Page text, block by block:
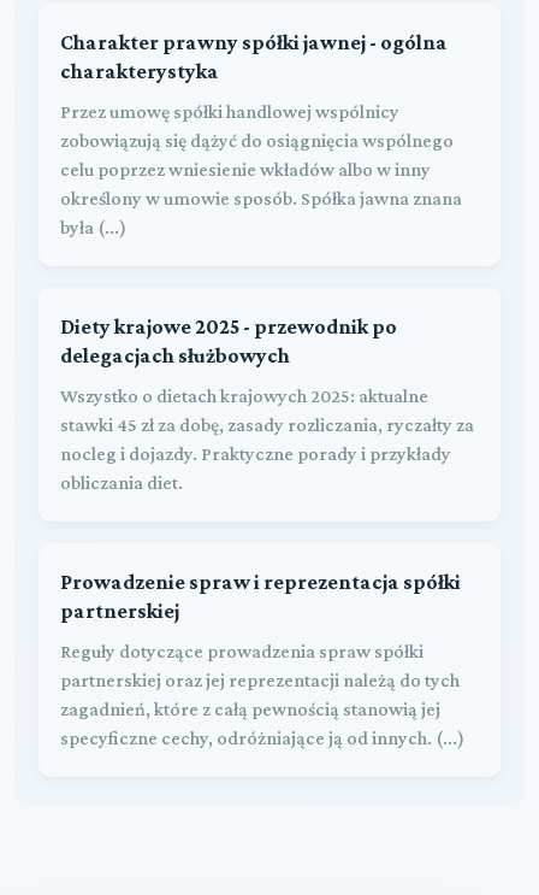
Charakter prawny spółki jawnej - ogólna
charakterystyka
Przez umowę spółki handlowej wspólnicy
zobowiązują się dążyć do osiągnięcia wspólnego
celu poprzez wniesienie wkładów albo w inny
określony w umowie sposób. Spółka jawna znana
była (...)
Diety krajowe 2025 - przewodnik po
delegacjach służbowych
Wszystko o dietach krajowych 2025: aktualne
stawki 45 zł za dobę, zasady rozliczania, ryczałty za
nocleg i dojazdy. Praktyczne porady i przykłady
obliczania diet.
Prowadzenie spraw i reprezentacja spółki
partnerskiej
Reguły dotyczące prowadzenia spraw spółki
partnerskiej oraz jej reprezentacji należą do tych
zagadnień, które z całą pewnością stanowią jej
specyficzne cechy, odróżniające ją od innych. (...)